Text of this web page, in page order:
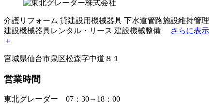
介護リフォーム 貸建設用機械器具 下水道管路施設維持管理
建設機械器具レンタル・リース 建設機械整備
さらに表示
＋
宮城県仙台市泉区松森字中道８１
営業時間
東北グレーダー 07：30～18：00